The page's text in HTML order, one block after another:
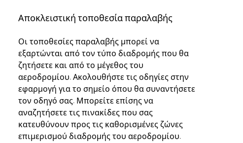
Αποκλειστική τοποθεσία παραλαβής
Οι τοποθεσίες παραλαβής μπορεί να
εξαρτώνται από τον τύπο διαδρομής που θα
ζητήσετε και από το μέγεθος του
αεροδρομίου. Ακολουθήστε τις οδηγίες στην
εφαρμογή για το σημείο όπου θα συναντήσετε
τον οδηγό σας. Μπορείτε επίσης να
αναζητήσετε τις πινακίδες που σας
κατευθύνουν προς τις καθορισμένες ζώνες
επιμερισμού διαδρομής του αεροδρομίου.